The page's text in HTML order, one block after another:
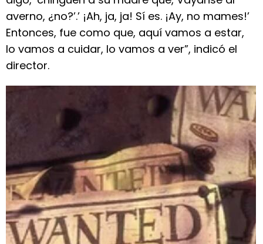
averno, ¿no?’.’ ¡Ah, ja, ja! Sí es. ¡Ay, no mames!’
Entonces, fue como que, aquí vamos a estar,
lo vamos a cuidar, lo vamos a ver”, indicó el
director.